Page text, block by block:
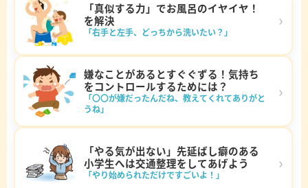
「真似する力」でお風呂のイヤイヤ！
を解決
「右手と左手、どっちから洗いたい？」
›
嫌なことがあるとすぐぐずる！気持ち
をコントロールするためには？
「〇〇が嫌だったんだね、教えてくれてありがと
うね」
›
「やる気が出ない」先延ばし癖のある
小学生へは交通整理をしてあげよう
「やり始められただけですごいよ！」
›